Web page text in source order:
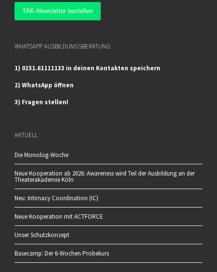
WHATSAPP AUSBILDUNGSBERATUNG
1) 0151.61111133 in deinen Kontakten speichern
2) WhatsApp öffnen
3) Fragen stellen!
AKTUELL
Die Monolog-Woche
Neue Kooperation ab 2026: Awareness wird Teil der Ausbildung an der
Theaterakademie Köln
Neu: Intimacy Coordination (IC)
Neue Kooperation mit ACTFORCE
Unser Schutzkonzept
Basecamp: Der 6-Wochen Probekurs